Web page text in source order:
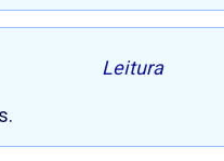
Leitura